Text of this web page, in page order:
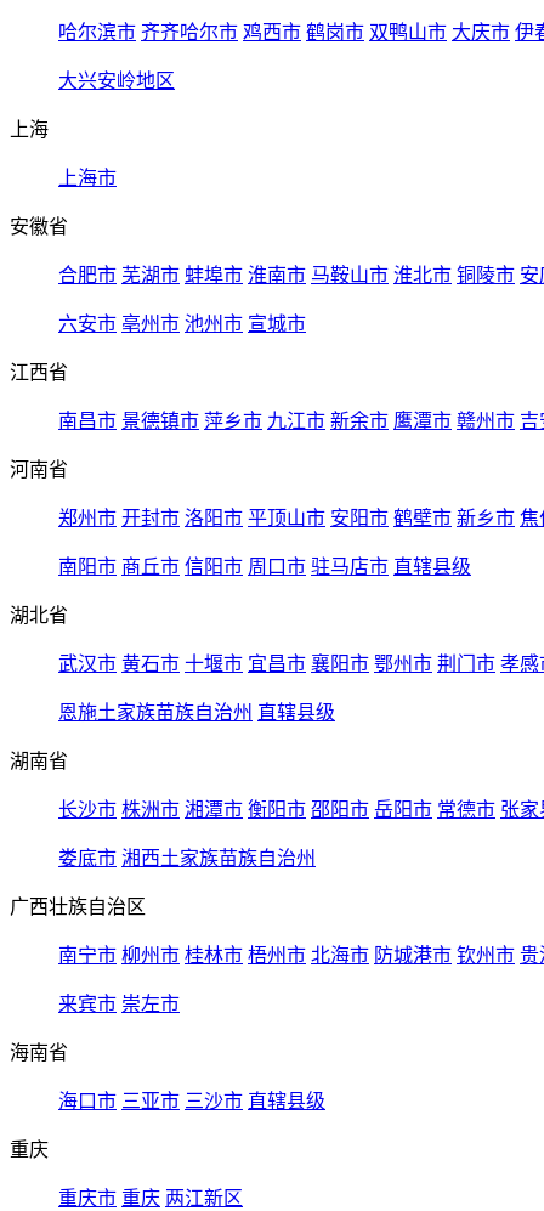
哈尔滨市 齐齐哈尔市 鸡西市 鹤岗市 双鸭山市 大庆市 伊
大兴安岭地区
上海
上海市
安徽省
合肥市 芜湖市 蚌埠市 淮南市 马鞍山市 淮北市 铜陵市 安
六安市 亳州市 池州市 宣城市
江西省
南昌市 景德镇市 萍乡市 九江市 新余市 鹰潭市 赣州市 吉
河南省
郑州市 开封市 洛阳市 平顶山市 安阳市 鹤壁市 新乡市 焦
南阳市 商丘市 信阳市 周口市 驻马店市 直辖县级
湖北省
武汉市 黄石市 十堰市 宜昌市 襄阳市 鄂州市 荆门市 孝感
恩施土家族苗族自治州 直辖县级
湖南省
长沙市 株洲市 湘潭市 衡阳市 邵阳市 岳阳市 常德市 张家
娄底市 湘西土家族苗族自治州
广西壮族自治区
南宁市 柳州市 桂林市 梧州市 北海市 防城港市 钦州市 贵
来宾市 崇左市
海南省
海口市 三亚市 三沙市 直辖县级
重庆
重庆市 重庆 两江新区